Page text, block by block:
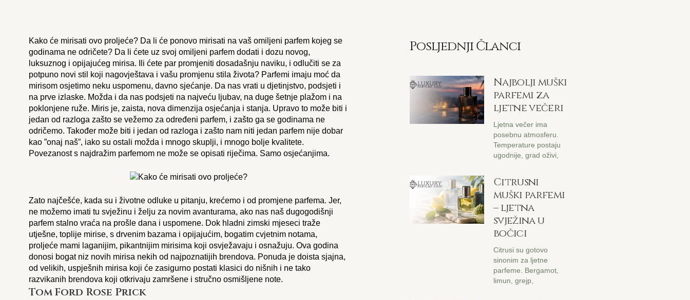
Kako će mirisati ovo proljeće? Da li će ponovo mirisati na vaš omiljeni parfem kojeg se
godinama ne odričete? Da li ćete uz svoj omiljeni parfem dodati i dozu novog,
luksuznog i opijajućeg mirisa. Ili ćete par promjeniti dosadašnju naviku, i odlučiti se za
potpuno novi stil koji nagovještava i vašu promjenu stila života? Parfemi imaju moć da
mirisom osjetimo neku uspomenu, davno sjećanje. Da nas vrati u djetinjstvo, podsjeti i
na prve izlaske. Možda i da nas podsjeti na najveću ljubav, na duge šetnje plažom i na
poklonjene ruže. Miris je, zaista, nova dimenzija osjećanja i stanja. Upravo to može biti i
jedan od razloga zašto se vežemo za određeni parfem, i zašto ga se godinama ne
odričemo. Također može biti i jedan od razloga i zašto nam niti jedan parfem nije dobar
kao ”onaj naš”, iako su ostali možda i mnogo skuplji, i mnogo bolje kvalitete.
Povezanost s najdražim parfemom ne može se opisati riječima. Samo osjećanjima.
Zato najčešće, kada su i životne odluke u pitanju, krećemo i od promjene parfema. Jer,
ne možemo imati tu svježinu i želju za novim avanturama, ako nas naš dugogodišnji
parfem stalno vraća na prošle dana i uspomene. Dok hladni zimski mjeseci traže
utješne, toplije mirise, s drvenim bazama i opijajućim, bogatim cvjetnim notama,
proljeće mami laganijim, pikantnijim mirisima koji osvježavaju i osnažuju. Ova godina
donosi bogat niz novih mirisa nekih od najpoznatijih brendova. Ponuda je doista sjajna,
od velikih, uspješnih mirisa koji će zasigurno postati klasici do nišnih i ne tako
razvikanih brendova koji otkrivaju zamršene i stručno osmišljene note.
Tom Ford Rose Prick
Posljednji Članci
Najbolji muški
parfemi za
ljetne večeri
Ljetna večer ima
posebnu atmosferu.
Temperature postaju
ugodnije, grad oživi,
Citrusni
muški parfemi
– ljetna
svježina u
bočici
Citrusi su gotovo
sinonim za ljetne
parfeme. Bergamot,
limun, grejp,